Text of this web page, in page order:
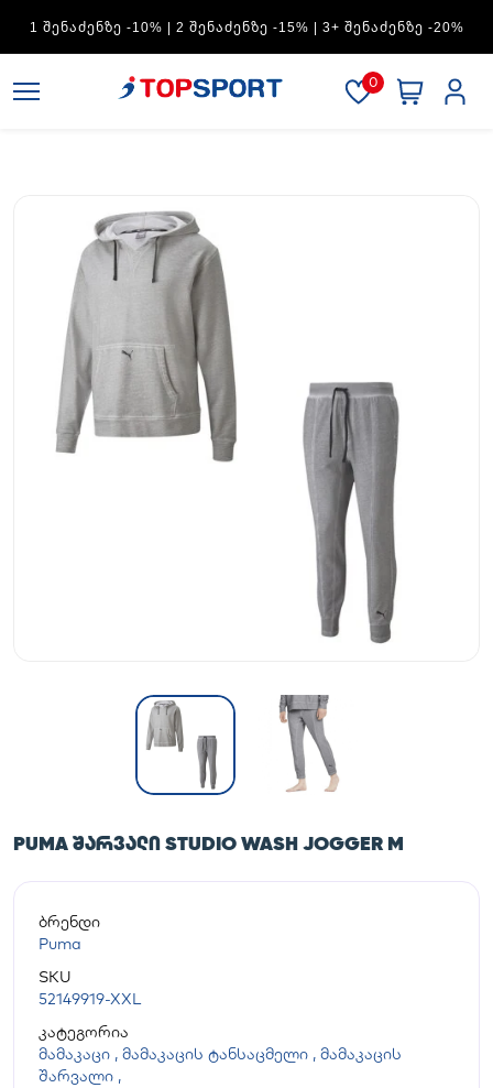
ᲨᲔᲜᲐᲫᲔᲜᲖᲔ -30%
0
PUMA ᲨᲐᲠᲕᲐᲚᲘ STUDIO WASH JOGGER M
ბრენდი
Puma
SKU
52149919-XXL
კატეგორია
მამაკაცი , მამაკაცის ტანსაცმელი , მამაკაცის
შარვალი ,